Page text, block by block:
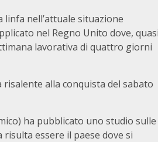
nell’attuale situazione
nel Regno Unito dove,
lavorativa di quattro giorni
alla conquista del sabato
ha pubblicato uno studio sulle
essere il paese dove si